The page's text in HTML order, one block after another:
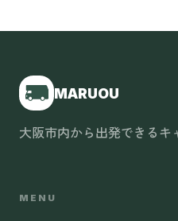
MARUOU
大阪市内から出発できるキ
MENU